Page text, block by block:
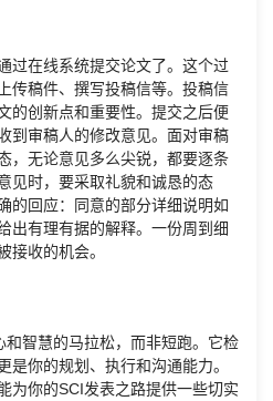
过在线系统提交论文了。这个过
传稿件、撰写投稿信等。投稿信
的创新点和重要性。提交之后便
到审稿人的修改意见。面对审稿
，无论意见多么尖锐，都要逐条
见时，要采取礼貌和诚恳的态
的回应：同意的部分详细说明如
出有理有据的解释。一份周到细
接收的机会。
和智慧的马拉松，而非短跑。它检
是你的规划、执行和沟通能力。
为你的SCI发表之路提供一些切实